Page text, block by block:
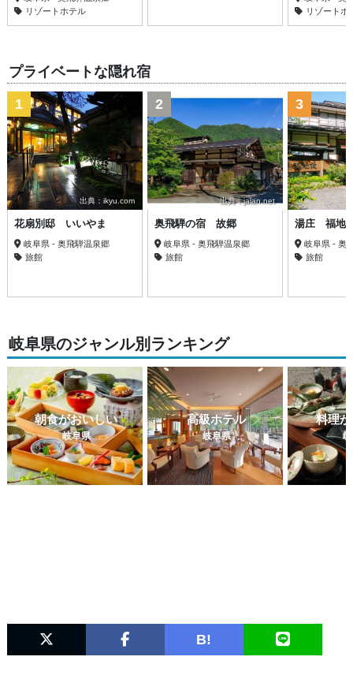
リゾートホテル
リゾートホ
プライベートな隠れ宿
出典：ikyu.com
1
花扇別邸 いいやま
岐阜県 - 奥飛騨温泉郷
旅館
出典：jalan.net
2
奥飛騨の宿 故郷
岐阜県 - 奥飛騨温泉郷
旅館
3
湯庄 福地
岐阜県 - 奥
旅館
岐阜県のジャンル別ランキング
朝食がおいしい
岐阜県
高級ホテル
岐阜県
料理
B!